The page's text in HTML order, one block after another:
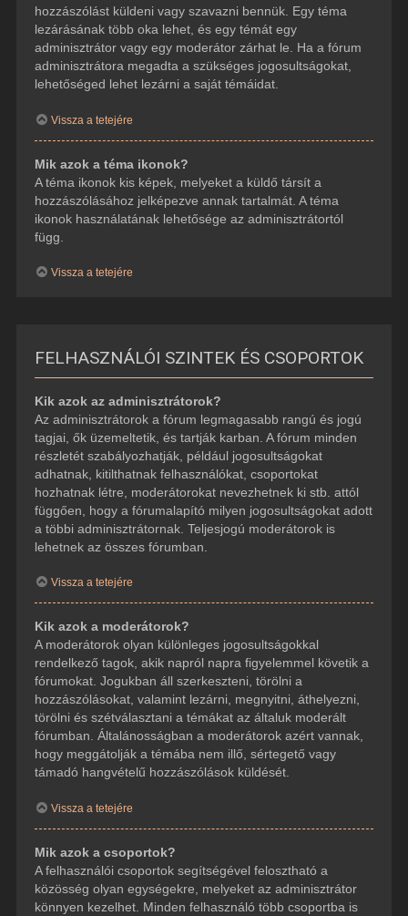
hozzászólást küldeni vagy szavazni bennük. Egy téma
lezárásának több oka lehet, és egy témát egy
adminisztrátor vagy egy moderátor zárhat le. Ha a fórum
adminisztrátora megadta a szükséges jogosultságokat,
lehetőséged lehet lezárni a saját témáidat.
Vissza a tetejére
Mik azok a téma ikonok?
A téma ikonok kis képek, melyeket a küldő társít a
hozzászólásához jelképezve annak tartalmát. A téma
ikonok használatának lehetősége az adminisztrátortól
függ.
Vissza a tetejére
FELHASZNÁLÓI SZINTEK ÉS CSOPORTOK
Kik azok az adminisztrátorok?
Az adminisztrátorok a fórum legmagasabb rangú és jogú
tagjai, ők üzemeltetik, és tartják karban. A fórum minden
részletét szabályozhatják, például jogosultságokat
adhatnak, kitilthatnak felhasználókat, csoportokat
hozhatnak létre, moderátorokat nevezhetnek ki stb. attól
függően, hogy a fórumalapító milyen jogosultságokat adott
a többi adminisztrátornak. Teljesjogú moderátorok is
lehetnek az összes fórumban.
Vissza a tetejére
Kik azok a moderátorok?
A moderátorok olyan különleges jogosultságokkal
rendelkező tagok, akik napról napra figyelemmel követik a
fórumokat. Jogukban áll szerkeszteni, törölni a
hozzászólásokat, valamint lezárni, megnyitni, áthelyezni,
törölni és szétválasztani a témákat az általuk moderált
fórumban. Általánosságban a moderátorok azért vannak,
hogy meggátolják a témába nem illő, sértegető vagy
támadó hangvételű hozzászólások küldését.
Vissza a tetejére
Mik azok a csoportok?
A felhasználói csoportok segítségével felosztható a
közösség olyan egységekre, melyeket az adminisztrátor
könnyen kezelhet. Minden felhasználó több csoportba is